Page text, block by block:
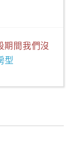
期間我們沒
型